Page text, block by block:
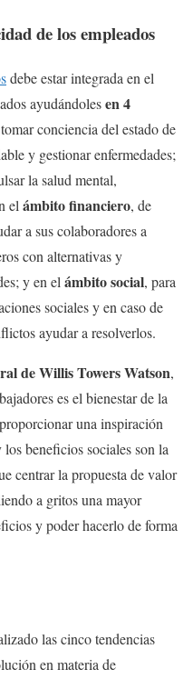
de los empleados
debe estar integrada en el
ayudándolesen 4
conciencia del estado de
y gestionar enfermedades;
la salud mental,
el ámbito financiero, de
a sus colaboradores a
con alternativas y
y en el ámbito social, para
sociales y en caso de
ayudar a resolverlos.
de Willis Towers Watson,
es el bienestar de la
una inspiración
beneficios sociales son la
centrar la propuesta de valor
a gritos una mayor
y poder hacerlo de forma
las cinco tendencias
en materia de